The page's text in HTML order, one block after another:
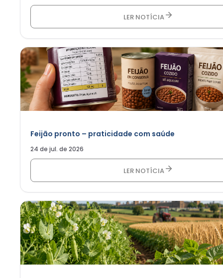
LER NOTÍCIA
Feijão pronto – praticidade com saúde
24 de jul. de 2026
LER NOTÍCIA